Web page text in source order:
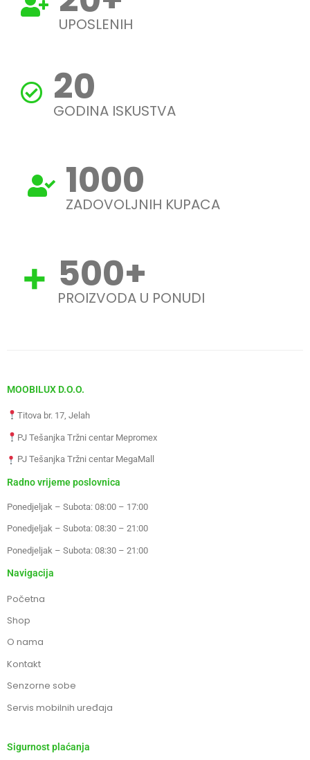
UPOSLENIH
20
GODINA ISKUSTVA
1000
ZADOVOLJNIH KUPACA
500+
PROIZVODA U PONUDI
MOOBILUX D.O.O.
Titova br. 17, Jelah
PJ Tešanjka Tržni centar Mepromex
PJ Tešanjka Tržni centar MegaMall
Radno vrijeme poslovnica
Ponedjeljak – Subota: 08:00 – 17:00
Ponedjeljak – Subota: 08:30 – 21:00
Ponedjeljak – Subota: 08:30 – 21:00
Navigacija
Početna
Shop
O nama
Kontakt
Senzorne sobe
Servis mobilnih uređaja
Sigurnost plaćanja